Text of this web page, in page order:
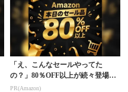
「え、こんなセールやってた
の？」80％OFF以上が続々登場！
Amazonの本気が...
PR(Amazon)